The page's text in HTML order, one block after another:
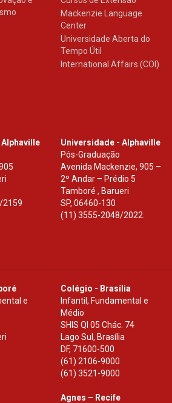
Mackenzie Language
Center
Universidade Aberta do
Tempo Útil
International Affairs (COI)
2159
Universidade - Alphaville
Pós-Graduação
Avenida Mackenzie, 905 –
2º Andar – Prédio 5
Tamboré , Barueri
SP, 06460-130
(11) 3555-2048/2022.
e
Colégio - Brasília
Infantil, Fundamental e
Médio
SHIS Ql 05 Chác. 74
Lago Sul, Brasília
DF, 71600-500
(61) 2106-9000
(61) 3521-9000
Agnes – Recife